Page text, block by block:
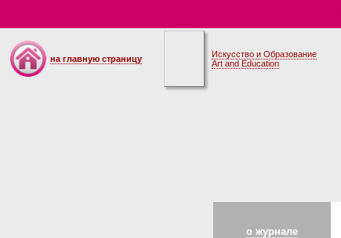
на главную страницу
Искусство и Образование
Art and Education
о журнале